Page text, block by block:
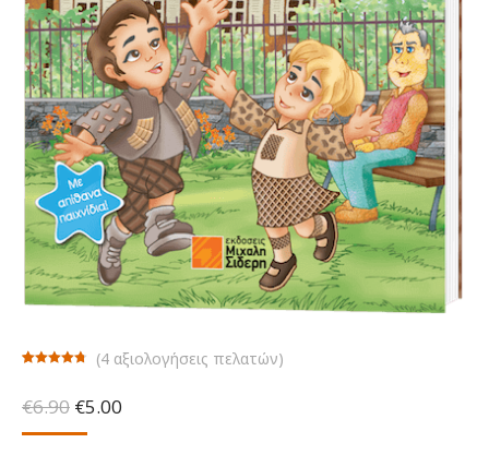
€6.90 Original
price
€5.00
5 με βάση
βαθμολογίες
πελάτη
(4 αξιολογήσεις πελατών)